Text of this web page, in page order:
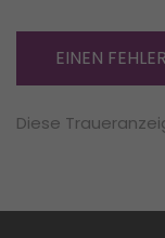
EINEN
Diese